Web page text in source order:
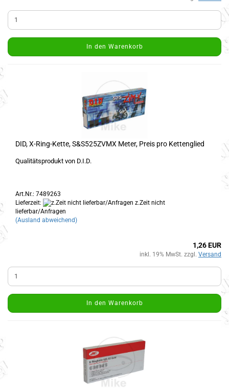
In den Warenkorb
DID, X-Ring-Kette, S&S525ZVMX Meter, Preis pro Kettenglied
Qualitätsprodukt von D.I.D.
Art.Nr.: 7489263
Lieferzeit:
z.Zeit nicht
lieferbar/Anfragen
(Ausland abweichend)
1,26 EUR
inkl. 19% MwSt. zzgl. Versand
In den Warenkorb